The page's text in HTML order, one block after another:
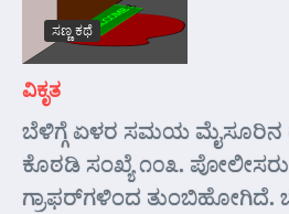
ಸಣ್ಣ ಕಥೆ
ವಿಕೃತ
ಬೆಳಿಗ್ಗೆ ಏಳರ ಸಮಯ
ಕೊಠಡಿ ಸಂಖ್ಯೆ ೧೦೩.
ಗ್ರಾಫರ್‌ಗಳಿಂದ ತುಂಬಿಹೋಗಿದೆ.